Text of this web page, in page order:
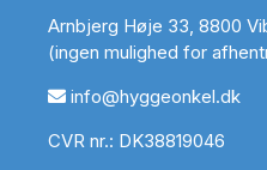
Arnbjerg Høje 33, 8800
(ingen mulighed for
info@hyggeonkel.dk
CVR nr.: DK38819046